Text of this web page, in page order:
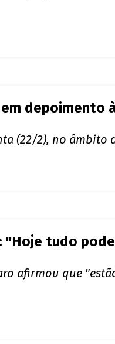
depoimento
(22/2), no âmbito
"Hoje tudo
afirmou que